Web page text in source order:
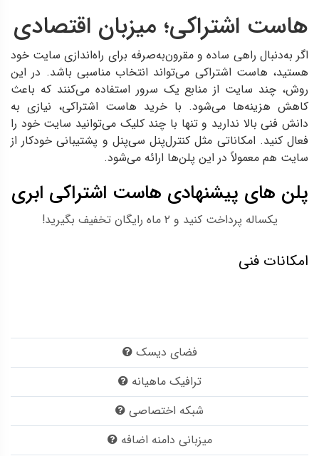
هاست اشتراکی؛ میزبان اقتصادی
اگر به‌دنبال راهی ساده و مقرون‌به‌صرفه برای راه‌اندازی سایت خود
هستید، هاست اشتراکی می‌تواند انتخاب مناسبی باشد. در این
روش، چند سایت از منابع یک سرور استفاده می‌کنند که باعث
کاهش هزینه‌ها می‌شود. با خرید هاست اشتراکی، نیازی به
دانش فنی بالا ندارید و تنها با چند کلیک می‌توانید سایت خود را
فعال کنید. امکاناتی مثل کنترل‌پنل سی‌پنل و پشتیبانی خودکار از
سایت هم معمولاً در این پلن‌ها ارائه می‌شود.
پلن های پیشنهادی هاست اشتراکی ابری
یکساله پرداخت کنید و ۲ ماه رایگان تخفیف بگیرید!
امکانات فنی
فضای دیسک
ترافیک ماهیانه
شبکه اختصاصی
میزبانی دامنه اضافه